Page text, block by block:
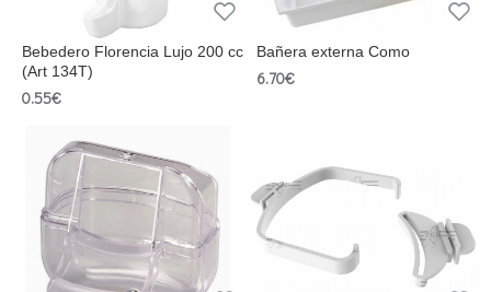
Bebedero Florencia Lujo 200 cc
(Art 134T)
0.55€
Bañera externa Como
6.70€